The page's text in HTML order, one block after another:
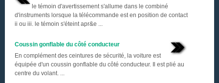
le témoin d'avertissement s'allume dans le combiné
d'instruments lorsque la télécommande est en position de contact
ii ou iii. le témoin s'éteint apr&e ...
Coussin gonflable du côté conducteur
En complément des ceintures de sécurité, la voiture est
équipée d'un coussin gonflable du côté conducteur. Il est plié au
centre du volant. ...